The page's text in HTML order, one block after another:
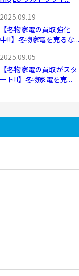
2025.09.19
【冬物家電の買取強化
中!!】冬物家電を売るな...
2025.09.05
【冬物家電の買取がスタ
ート!!】冬物家電を売...